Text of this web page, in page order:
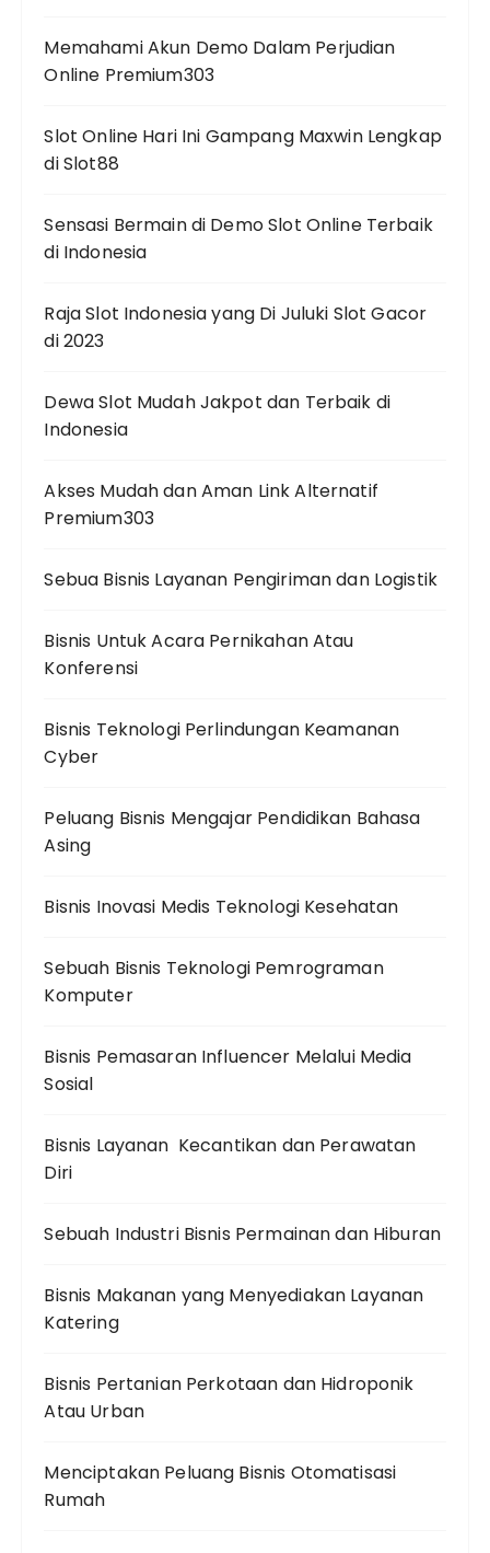
Memahami Akun Demo Dalam Perjudian
Online Premium303
Slot Online Hari Ini Gampang Maxwin Lengkap
di Slot88
Sensasi Bermain di Demo Slot Online Terbaik
di Indonesia
Raja Slot Indonesia yang Di Juluki Slot Gacor
di 2023
Dewa Slot Mudah Jakpot dan Terbaik di
Indonesia
Akses Mudah dan Aman Link Alternatif
Premium303
Sebua Bisnis Layanan Pengiriman dan Logistik
Bisnis Untuk Acara Pernikahan Atau
Konferensi
Bisnis Teknologi Perlindungan Keamanan
Cyber
Peluang Bisnis Mengajar Pendidikan Bahasa
Asing
Bisnis Inovasi Medis Teknologi Kesehatan
Sebuah Bisnis Teknologi Pemrograman
Komputer
Bisnis Pemasaran Influencer Melalui Media
Sosial
Bisnis Layanan Kecantikan dan Perawatan
Diri
Sebuah Industri Bisnis Permainan dan Hiburan
Bisnis Makanan yang Menyediakan Layanan
Katering
Bisnis Pertanian Perkotaan dan Hidroponik
Atau Urban
Menciptakan Peluang Bisnis Otomatisasi
Rumah